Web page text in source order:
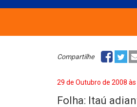
Compartilhe
29 de Outubro de 2008
Folha: Itaú